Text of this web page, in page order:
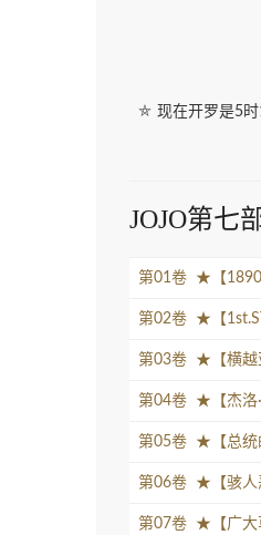
⛤ 现在开罗是5时
JOJO第七
第01卷 ★【1890
第02卷 ★【
第03卷 ★【横越
第04卷 ★【杰洛·
第05卷 ★【总统
第06卷 ★【骇人
第07卷 ★【广大